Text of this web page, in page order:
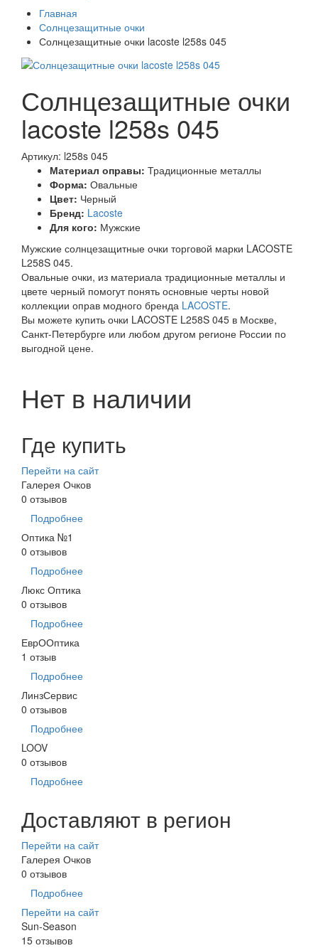
Главная
Солнцезащитные очки
Солнцезащитные очки lacoste l258s 045
Солнцезащитные очки
lacoste l258s 045
Артикул: l258s 045
Материал оправы: Традиционные металлы
Форма: Овальные
Цвет: Черный
Бренд: Lacoste
Для кого: Мужские
Мужские солнцезащитные очки торговой марки LACOSTE
L258S 045.
Овальные очки, из материала традиционные металлы и
цвете черный помогут понять основные черты новой
коллекции оправ модного бренда LACOSTE.
Вы можете купить очки LACOSTE L258S 045 в Москве,
Санкт-Петербурге или любом другом регионе России по
выгодной цене.
Нет в наличии
Где купить
Перейти на сайт
Галерея Очков
0 отзывов
Подробнее
Оптика №1
0 отзывов
Подробнее
Люкс Оптика
0 отзывов
Подробнее
ЕврООптика
1 отзыв
Подробнее
ЛинзСервис
0 отзывов
Подробнее
LOOV
0 отзывов
Подробнее
Доставляют в регион
Перейти на сайт
Галерея Очков
0 отзывов
Подробнее
Перейти на сайт
Sun-Season
15 отзывов